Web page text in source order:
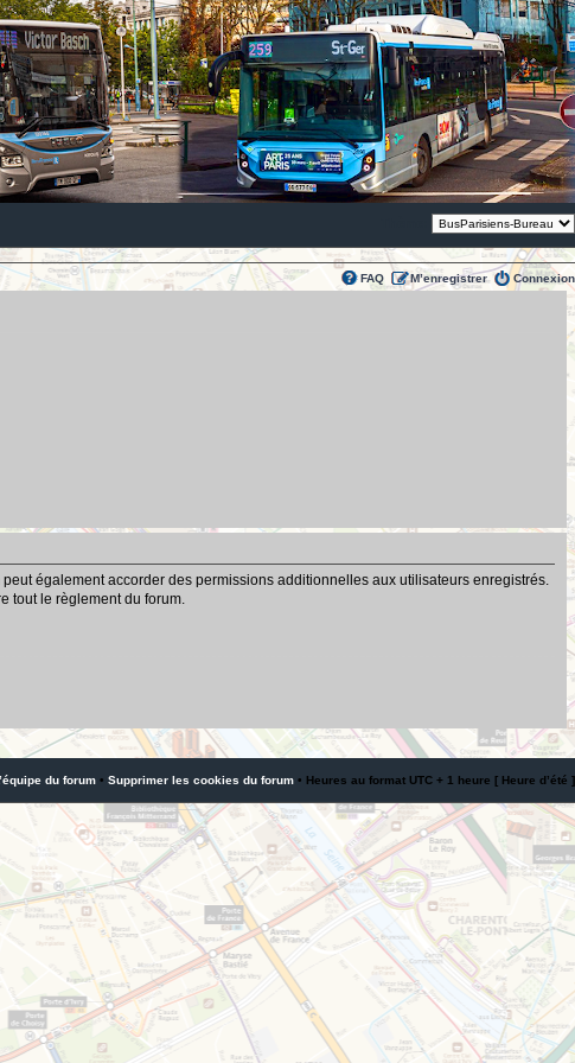
FAQ M’enregistrer Connexion
également accorder des permissions additionnelles aux utilisateurs enregistrés.
tout le règlement du forum.
du forum • Supprimer les cookies du forum • Heures au format UTC + 1 heure [ Heure d’été ]